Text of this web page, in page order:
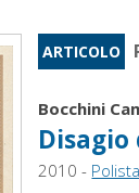
ARTICOLO
Bocchini
2010 -